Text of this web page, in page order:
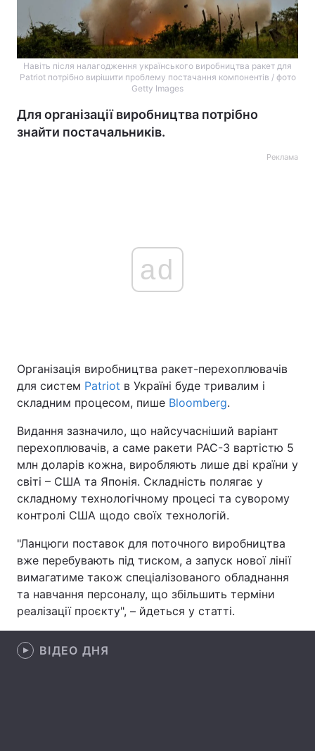
Україна Політика
Економіка Світ
Спорт Наука
Техно і зв'язок Лайт
Зброя Інциденти
Цікавинки Погода
Регіони
Лонгріди
Відео з Youtube
Навіть після налагодження українського виробництва ракет для
Patriot потрібно вирішити проблему постачання компонентів / фото
Getty Images
Для організації виробництва потрібно
знайти постачальників.
Реклама
ad
Організація виробництва ракет-перехоплювачів
для систем Patriot в Україні буде тривалим і
складним процесом, пише Bloomberg.
Видання зазначило, що найсучасніший варіант
перехоплювачів, а саме ракети PAC-3 вартістю 5
млн доларів кожна, виробляють лише дві країни у
світі – США та Японія. Складність полягає у
складному технологічному процесі та суворому
контролі США щодо своїх технологій.
"Ланцюги поставок для поточного виробництва
вже перебувають під тиском, а запуск нової лінії
вимагатиме також спеціалізованого обладнання
та навчання персоналу, що збільшить терміни
реалізації проєкту", – йдеться у статті.
ВІДЕО ДНЯ